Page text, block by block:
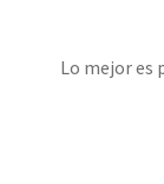
Lo mejor es